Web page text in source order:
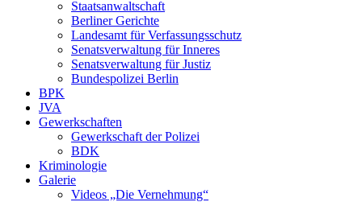
Staatsanwaltschaft
Berliner Gerichte
Landesamt für Verfassungsschutz
Senatsverwaltung für Inneres
Senatsverwaltung für Justiz
Bundespolizei Berlin
BPK
JVA
Gewerkschaften
Gewerkschaft der Polizei
BDK
Kriminologie
Galerie
Videos „Die Vernehmung“